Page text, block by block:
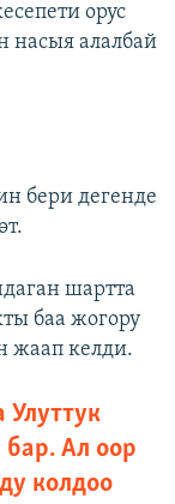
орус
насыя алалбай
бери дегенде
шартта
баа жогору
жаап келди.
Ал оор
колдоо